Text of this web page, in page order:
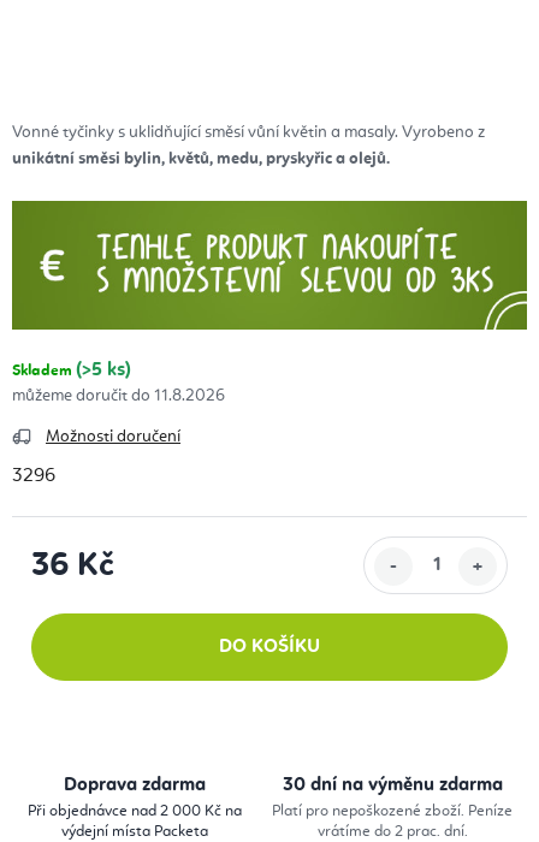
Vonné tyčinky s uklidňující směsí vůní květin a masaly. Vyrobeno z
unikátní směsi bylin, květů, medu, pryskyřic a olejů.
Skladem (>5 ks)
11.8.2026
Možnosti doručení
3296
36 Kč
DO KOŠÍKU
Doprava zdarma
Při objednávce nad 2 000 Kč na
výdejní místa Packeta
30 dní na výměnu zdarma
Platí pro nepoškozené zboží. Peníze
vrátíme do 2 prac. dní.